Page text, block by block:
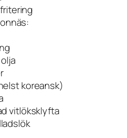
koreansk)
vitlöksklyfta